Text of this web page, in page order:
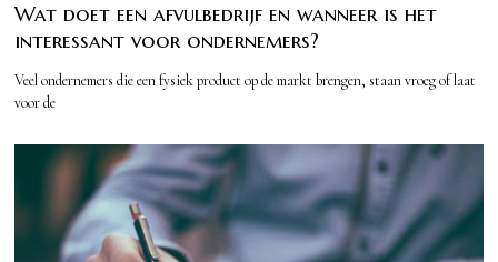
Wat doet een afvulbedrijf en wanneer is het
interessant voor ondernemers?
Veel ondernemers die een fysiek product op de markt brengen, staan vroeg of laat
voor de